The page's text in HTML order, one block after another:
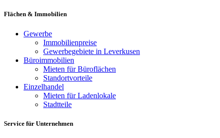
Flächen & Immobilien
Gewerbe
Immobilienpreise
Gewerbegebiete in Leverkusen
Büroimmobilien
Mieten für Büroflächen
Standortvorteile
Einzelhandel
Mieten für Ladenlokale
Stadtteile
Service für Unternehmen